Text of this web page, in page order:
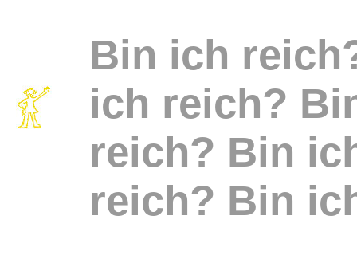
Bin ich
ich reich?
reich? Bin
reich? Bin